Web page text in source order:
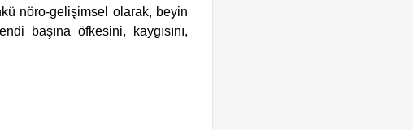
nöro-gelişimsel olarak, beyin
başına öfkesini, kaygısını,